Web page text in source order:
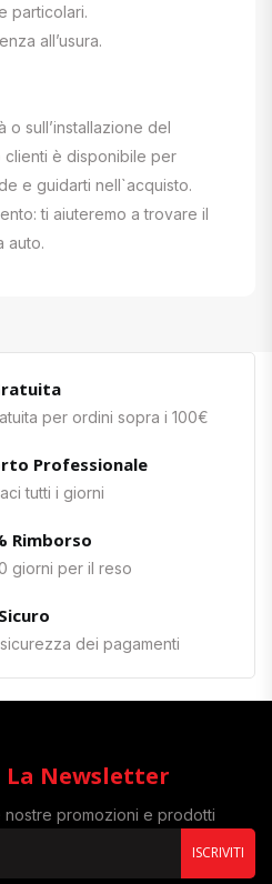
particolari.
all’usura.
o sull’installazione del
è disponibile per
e guidarti nell`acquisto.
ti aiuteremo a trovare il
auto.
per ordini sopra i 100€
Professionale
tutti i giorni
Rimborso
giorni per il reso
dei pagamenti
La Newsletter
nostre promozioni e prodotti
ISCRIVITI